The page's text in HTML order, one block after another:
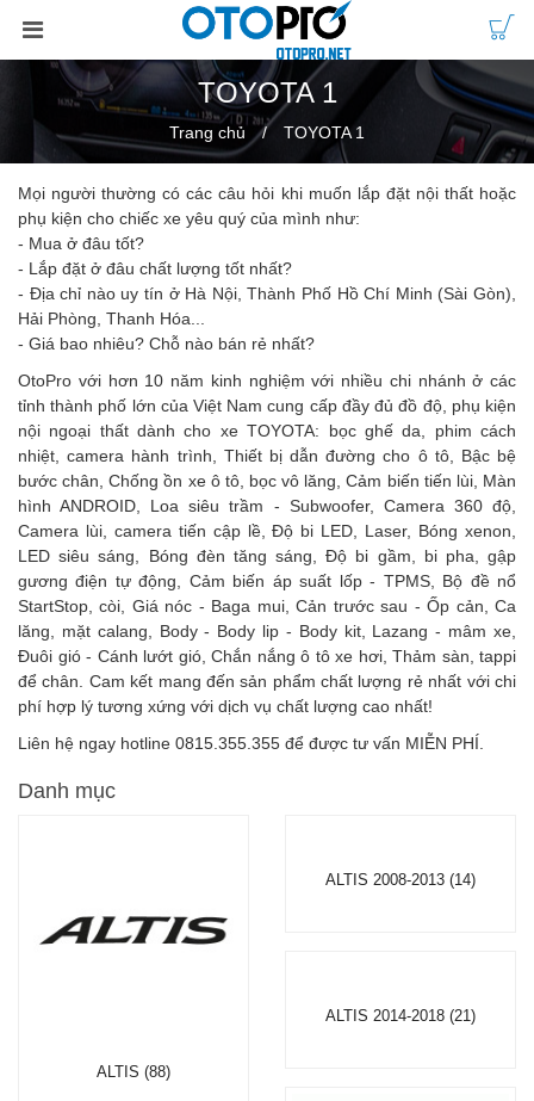
TOYOTA 1
Trang chủ TOYOTA 1
Mọi người thường có các câu hỏi khi muốn lắp đặt nội thất hoặc
phụ kiện cho chiếc xe yêu quý của mình như:
- Mua ở đâu tốt?
- Lắp đặt ở đâu chất lượng tốt nhất?
- Địa chỉ nào uy tín ở Hà Nội, Thành Phố Hồ Chí Minh (Sài Gòn),
Hải Phòng, Thanh Hóa...
- Giá bao nhiêu? Chỗ nào bán rẻ nhất?
OtoPro với hơn 10 năm kinh nghiệm với nhiều chi nhánh ở các
tỉnh thành phố lớn của Việt Nam cung cấp đầy đủ đồ độ, phụ kiện
nội ngoại thất dành cho xe TOYOTA: bọc ghế da, phim cách
nhiệt, camera hành trình, Thiết bị dẫn đường cho ô tô, Bậc bệ
bước chân, Chống ồn xe ô tô, bọc vô lăng, Cảm biến tiến lùi, Màn
hình ANDROID, Loa siêu trầm - Subwoofer, Camera 360 độ,
Camera lùi, camera tiến cập lề, Độ bi LED, Laser, Bóng xenon,
LED siêu sáng, Bóng đèn tăng sáng, Độ bi gầm, bi pha, gập
gương điện tự động, Cảm biến áp suất lốp - TPMS, Bộ đề nổ
StartStop, còi, Giá nóc - Baga mui, Cản trước sau - Ốp cản, Ca
lăng, mặt calang, Body - Body lip - Body kit, Lazang - mâm xe,
Đuôi gió - Cánh lướt gió, Chắn nắng ô tô xe hơi, Thảm sàn, tappi
để chân. Cam kết mang đến sản phẩm chất lượng rẻ nhất với chi
phí hợp lý tương xứng với dịch vụ chất lượng cao nhất!
Liên hệ ngay hotline 0815.355.355 để được tư vấn MIỄN PHÍ.
Danh mục
ALTIS (88)
ALTIS 2008-2013 (14)
ALTIS 2014-2018 (21)